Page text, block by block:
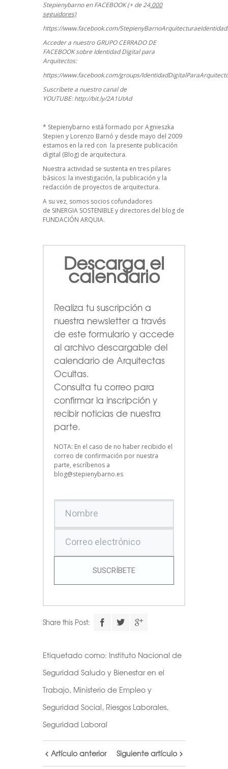
Stepienybarno en FACEBOOK (+ de 24.000
seguidores)
https://www.facebook.com/
Acceder a nuestro GRUPO CERRADO DE
FACEBOOK sobre Identidad Digital para
Arquitectos:
https://www.facebook.com/groups/
Suscríbete a nuestro canal de
YOUTUBE:http://bit.ly/2A1UtAd
* Stepienybarno está formado por Agnieszka
Stepien y Lorenzo Barnó y desde mayo del 2009
estamos en la red con la presente publicación
digital (Blog) de arquitectura.
Nuestra actividad se sustenta en tres pilares
básicos: la investigación, la publicación y la
redacción de proyectos de arquitectura.
A su vez, somos socios cofundadores
de SINERGIA SOSTENIBLEy directores del blog de
FUNDACIÓN ARQUIA.
Descarga el
calendario
Realiza tu suscripción a
nuestra newsletter a través
de este formulario y accede
al archivo descargable del
calendario de Arquitectas
Ocultas.
Consulta tu correo para
confirmar la inscripción y
recibir noticias de nuestra
parte.
NOTA: En el caso de no haber recibido el
correo de confirmación por nuestra
parte, escríbenos a
blog@stepienybarno.es
SUSCRÍBETE
Share this Post:
Etiquetado como: Instituto Nacional de
Seguridad Saludo y Bienestar en el
Trabajo, Ministerio de Empleo y
Seguridad Social, Riesgos Laborales,
Seguridad Laboral
Artículo anterior Siguiente artículo